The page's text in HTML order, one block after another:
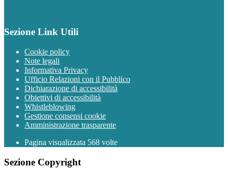
Sezione Link Utili
Cookie policy
Note legali
Informativa Privacy
Ufficio Relazioni con il Pubblico
Dichiarazione di accessibilità
Obiettivi di accessibilità
Whistleblowing
Gestione consensi cookie
Amministrazione trasparente
Pagina visualizzata 568 volte
Sezione Copyright